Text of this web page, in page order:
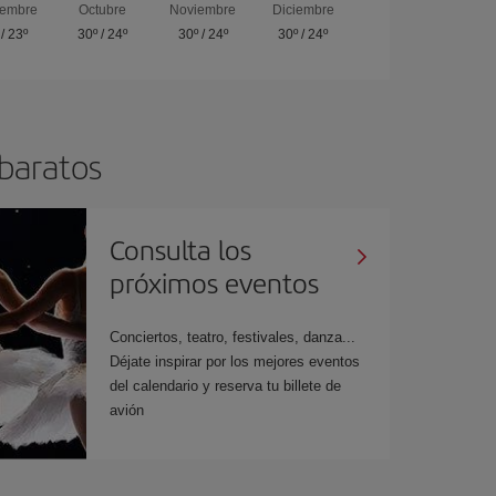
23º
Octubre
30º / 24º
Noviembre
30º/ 24º
Diciembre
30º / 24º
Consulta los
próximos eventos
Conciertos, teatro, festivales, danza...
Déjate inspirar por los mejores eventos
del calendario y reserva tu billete de
avión